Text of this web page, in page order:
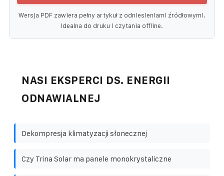
Wersja PDF zawiera pełny artykuł z odniesieniami źródłowymi.
Idealna do druku i czytania offline.
NASI EKSPERCI DS. ENERGII
ODNAWIALNEJ
Dekompresja klimatyzacji słonecznej
Czy Trina Solar ma panele monokrystaliczne